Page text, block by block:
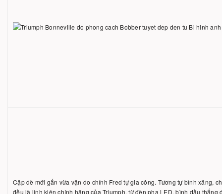
Cặp dè mới gắn vừa vặn do chính Fred tự gia công. Tương tự bình xăng,
đều là linh kiện chính hãng của Triumph, từ đèn pha LED, bình dầu thắng